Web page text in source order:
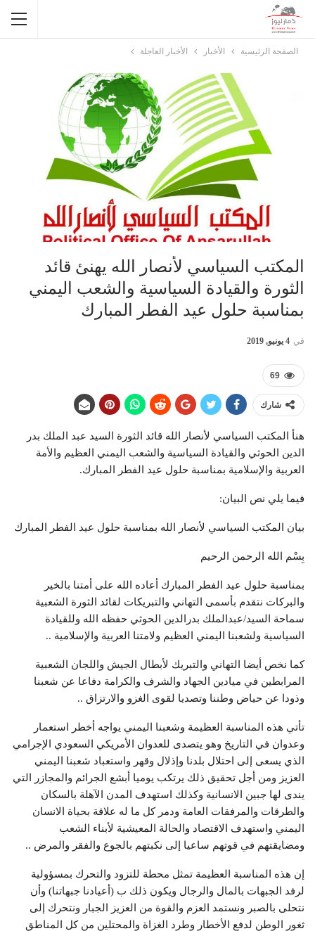
الصفحة الرئيسية الأخبار الأخبار العاجلة
المكتب السياسي لأنصار الله يهنئ قائد
الثورة والقيادة السياسية والشعب اليمني
بمناسبة حلول عيد الفطر المبارك
في 4 يونيو, 2019
69
شارك
هنأ المكتب السياسي لأنصار الله قائد الثورة السيد عبد الملك بدر
الدين الحوثي والقيادة السياسية والشعب اليمني العظيم والأمة
العربية والإسلامية بمناسبة حلول عيد الفطر المبارك.
فيما يلي نص البيان:
بيان المكتب السياسي لأنصار الله بمناسبة حلول عيد الفطر المبارك
بِسْم الله الرحمن الرحيم
بمناسبة حلول عيد الفطر المبارك أعاده الله على أمتنا بالخير
والبركات نتقدم بأسمى التهاني والتبريكات لقائد الثورة الشعبية
سماحة السيد/عبدالملك بدرالدين الحوثي حفظه الله وللقيادة
السياسية ولشعبنا اليمني العظيم ولامتنا العربية والإسلامية ..
كما نخص أيضا التهاني والتبريك لأبطال الجيش واللجان الشعبية
المرابطين في ميادين الجهاد والشرف والكرامة دفاعا عن شعبنا
وذودا عن حياض وطننا وتصديا لقوى الغزو والارتزاق ..
تأتي هذه المناسبة العظيمة وشعبنا اليمني يواجه أخطر استعمار
وعدوان في التاريخ وهو يتصدى للعدوان الأمريكي السعودي الإجرامي
الذي يسعى إلى احتلال بلدنا وإذلال وقهر واستعباد شعبنا اليمني
العزيز ومن أجل تحقيق ذلك يرتكب يوميا أبشع الجرائم والمجازر التي
يندى لها جبين الانسانية وكذلك استهدف المدن الآهلة بالسكان
والطرقات والمرفقات العامة ودمر كل ما له علاقة بحياة الانسان
اليمني واستهدف الاقتصاد والحالة المعيشية لأبناء الشعب
ومضايقتهم في قوتهم ساعيا إلى نكبتهم بالجوع والفقر والمرض ..
إن هذه المناسبة العظيمة تمثل محطة للتزود والتحرك بمسؤولية
لرفد الجبهات بالمال والرجال ويكون ذلك ب (أعيادنا جبهاتنا) وأن
نتحلى بالصبر ونستمد العزم والقوة من العزيز الجبار ونتحرك إلى
ثغور الوطن لدفع الأخطار وطرد الغزاة والمحتلين من كل المناطق